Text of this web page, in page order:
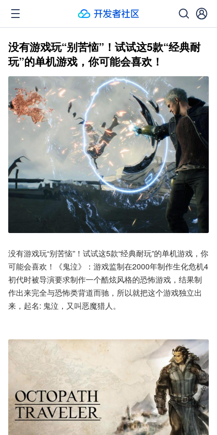
没有游戏玩“别苦恼”！试试这5款“经典耐
玩”的单机游戏，你可能会喜欢！
没有游戏玩“别苦恼”！试试这5款“经典耐玩”的单机游戏，你
可能会喜欢！《鬼泣》：游戏监制在2000年制作生化危机4
初代时被导演要求制作一个酷炫风格的恐怖游戏，结果制
作出来完全与恐怖类背道而驰，所以就把这个游戏独立出
来，起名: 鬼泣，又叫恶魔猎人。